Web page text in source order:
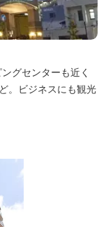
グセンターも近く
。ビジネスにも観光